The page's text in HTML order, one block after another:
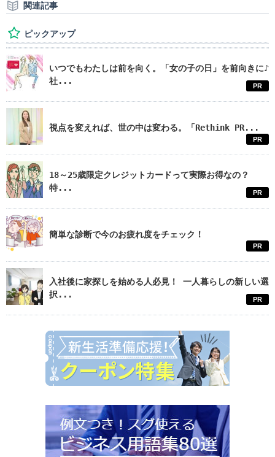
関連記事
ピックアップ
いつでもわたしは前を向く。「女の子の日」を前向きに♪
社...
PR
視点を変えれば、世の中は変わる。「Rethink PR...
PR
18～25歳限定クレジットカードって実際お得なの？
特...
PR
簡単な診断で今のお疲れ度をチェック！
PR
入社後に家探しを始める人必見！ 一人暮らしの新しい選
択...
PR